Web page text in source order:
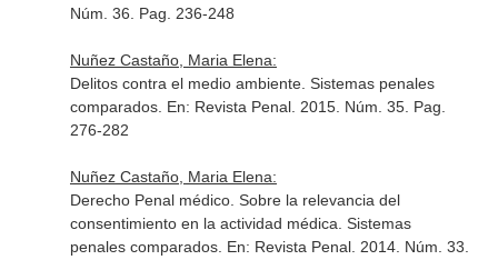
Núm. 36. Pag. 236-248
Nuñez Castaño, Maria Elena:
Delitos contra el medio ambiente. Sistemas penales
comparados. En: Revista Penal. 2015. Núm. 35. Pag.
276-282
Nuñez Castaño, Maria Elena:
Derecho Penal médico. Sobre la relevancia del
consentimiento en la actividad médica. Sistemas
penales comparados. En: Revista Penal. 2014. Núm. 33.